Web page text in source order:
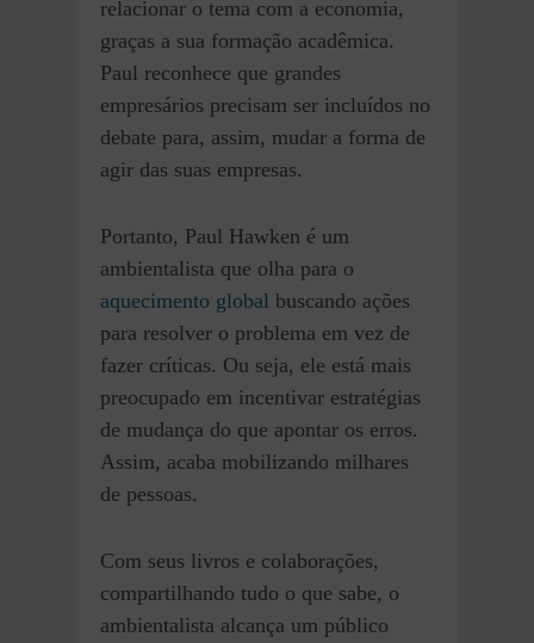
relacionar o tema com a economia,
graças a sua formação acadêmica.
Paul reconhece que grandes
empresários precisam ser incluídos no
debate para, assim, mudar a forma de
agir das suas empresas.
Portanto, Paul Hawken é um
ambientalista que olha para o
aquecimento global buscando ações
para resolver o problema em vez de
fazer críticas. Ou seja, ele está mais
preocupado em incentivar estratégias
de mudança do que apontar os erros.
Assim, acaba mobilizando milhares
de pessoas.
Com seus livros e colaborações,
compartilhando tudo o que sabe, o
ambientalista alcança um público